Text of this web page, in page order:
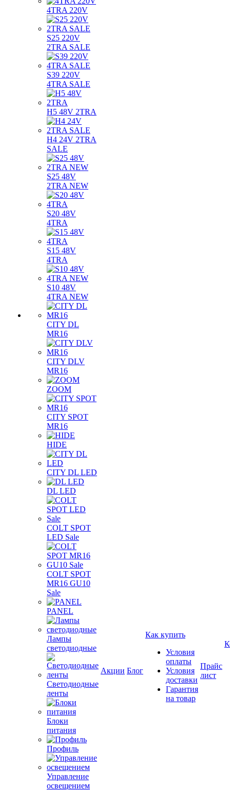
4TRA 220V
S25 220V
2TRA SALE
S39 220V
4TRA SALE
H5 48V 2TRA
H4 24V 2TRA
SALE
S25 48V
2TRA NEW
S20 48V
4TRA
S15 48V
4TRA
S10 48V
4TRA NEW
CITY DL
MR16
CITY DLV
MR16
ZOOM
CITY SPOT
MR16
HIDE
CITY DL LED
DL LED
COLT SPOT
LED Sale
COLT SPOT
MR16 GU10
Sale
PANEL
Лампы
светодиодные
Светодиодные
ленты
Блоки
питания
Профиль
Управление
освещением
Акции Блог
Как купить
Условия
оплаты
Условия
доставки
Гарантия
на товар
Прайс
лист